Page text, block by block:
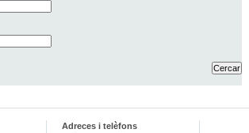
Adreces i telèfons